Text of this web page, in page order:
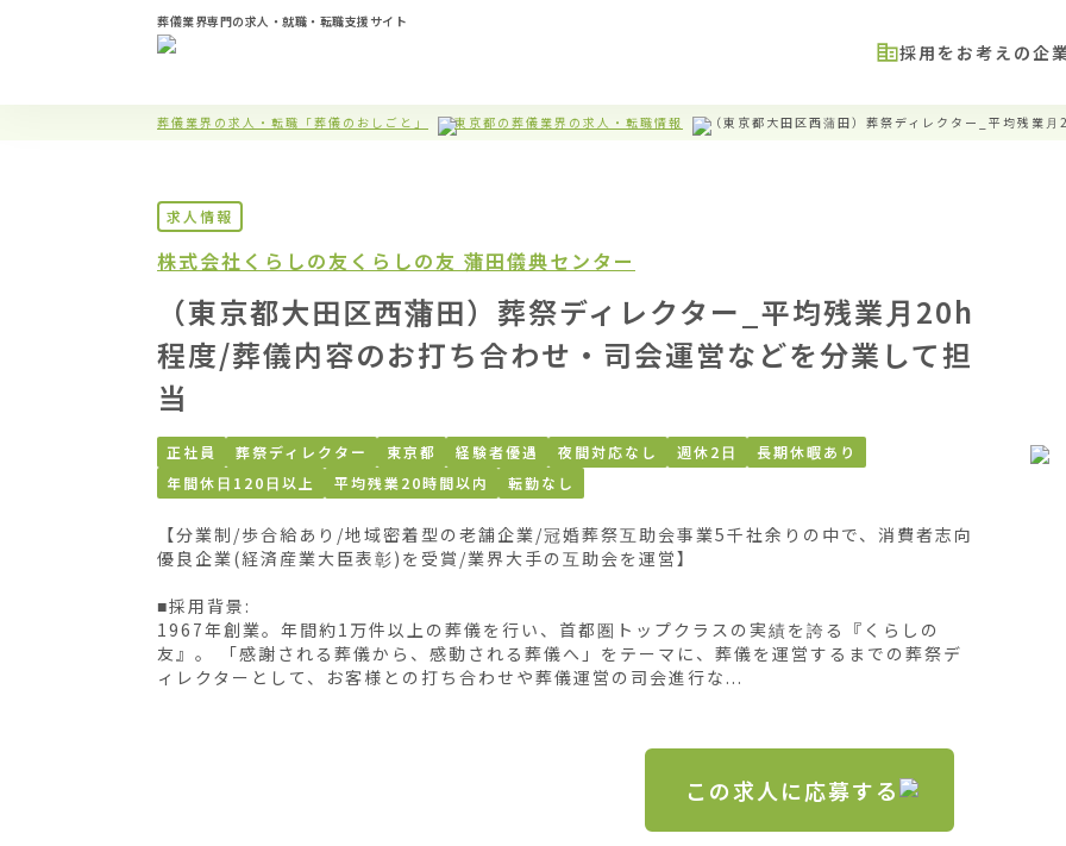
葬儀業界専門の求人・就職・転職支援サイト
採用をお考えの企
葬儀業界の求人・転職「葬儀のおしごと」 東京都の葬儀業界の求人・転職情報 （東京都大田区西蒲田）葬祭ディレクター_平均残業
求人情報
株式会社くらしの友 くらしの友 蒲田儀典センター
（東京都大田区西蒲田）葬祭ディレクター_平均残業月20h
程度/葬儀内容のお打ち合わせ・司会運営などを分業して担
当
正社員 葬祭ディレクター 東京都 経験者優遇 夜間対応なし 週休2日
長期休暇あり
年間休日120日以上
平均残業20時間以内 転勤なし
【分業制/歩合給あり/地域密着型の老舗企業/冠婚葬祭互助会事業5千社余りの中で、消費者志向
優良企業(経済産業大臣表彰)を受賞/業界大手の互助会を運営】
■採用背景:
1967年創業。年間約1万件以上の葬儀を行い、首都圏トップクラスの実績を誇る『くらしの
友』。 「感謝される葬儀から、感動される葬儀へ」をテーマに、葬儀を運営するまでの葬祭デ
ィレクターとして、お客様との打ち合わせや葬儀運営の司会進行な...
この求人に応募する